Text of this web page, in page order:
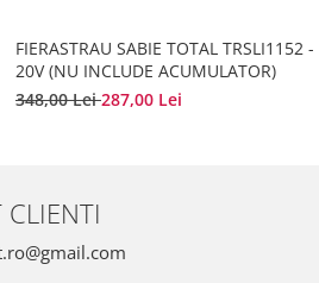
FIERASTRAU SABIE TOTAL TRSLI1152
20V (NU INCLUDE ACUMULATOR)
348,00 Lei287,00 Lei
CLIENTI